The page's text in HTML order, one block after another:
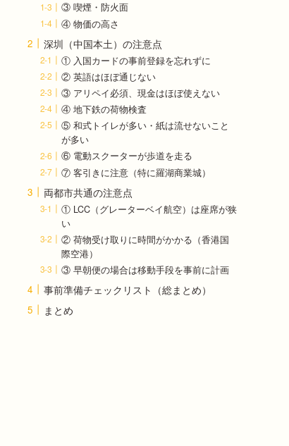
③ 喫煙・防火面
④ 物価の高さ
深圳（中国本土）の注意点
① 入国カードの事前登録を忘れずに
② 英語はほぼ通じない
③ アリペイ必須、現金はほぼ使えない
④ 地下鉄の荷物検査
⑤ 和式トイレが多い・紙は流せないこと
が多い
⑥ 電動スクーターが歩道を走る
⑦ 客引きに注意（特に羅湖商業城）
両都市共通の注意点
① LCC（グレーターベイ航空）は座席が狭
い
② 荷物受け取りに時間がかかる（香港国
際空港）
③ 早朝便の場合は移動手段を事前に計画
事前準備チェックリスト（総まとめ）
まとめ